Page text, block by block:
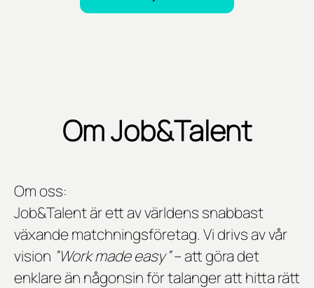
Om Job&Talent
Om oss:
Job&Talent är ett av världens snabbast
växande matchningsföretag. Vi drivs av vår
vision ”Work made easy”– att göra det
enklare än någonsin för talanger att hitta rätt